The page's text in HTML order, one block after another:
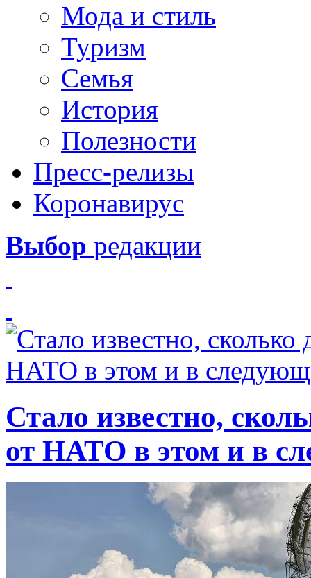
Мода и стиль
Туризм
Семья
История
Полезности
Пресс-релизы
Коронавирус
Выбор редакции
Стало известно,
от НАТО в этом и в